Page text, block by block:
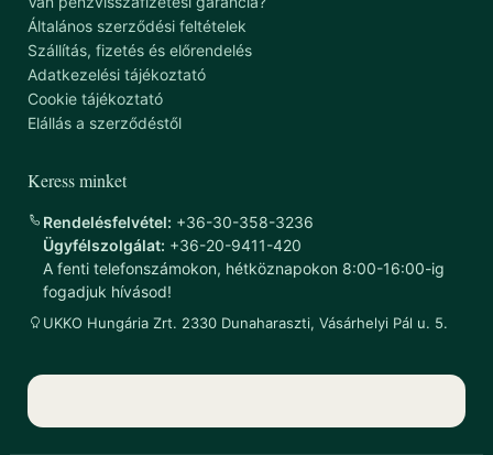
Általános szerződési feltételek
Szállítás, fizetés és előrendelés
Adatkezelési tájékoztató
Cookie tájékoztató
Elállás a szerződéstől
Keress minket
Rendelésfelvétel: +36-30-358-3236
Ügyfélszolgálat: +36-20-9411-420
A fenti telefonszámokon, hétköznapokon 8:00-16:00-ig
fogadjuk hívásod!
UKKO Hungária Zrt. 2330 Dunaharaszti, Vásárhelyi Pál u. 5.